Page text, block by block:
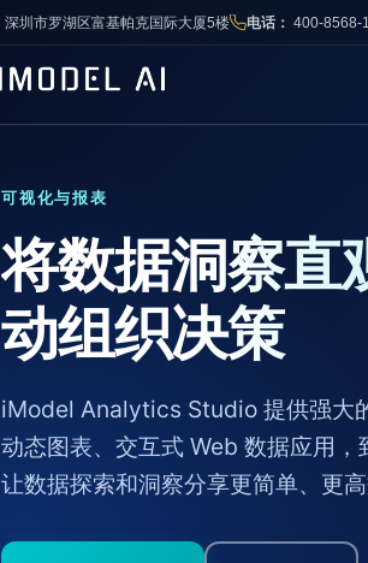
深圳市罗湖区富基帕克国际大厦5楼 电话： 400-8568-
可视化与报表
将数据洞察直
动组织决策
iModel Analytics Studio 提供强大
动态图表、交互式 Web 数据应用，
让数据探索和洞察分享更简单、更高